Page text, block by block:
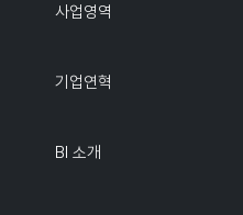
사업영역
기업연혁
BI 소개